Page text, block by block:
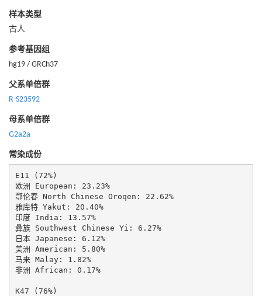
样本类型
古人
参考基因组
hg19 / GRCh37
父系单倍群
R-S23592
母系单倍群
G2a2a
常染成份
E11 (72%)
欧洲 European: 23.23%
鄂伦春 North Chinese Oroqen: 22.62%
雅库特 Yakut: 20.40%
印度 India: 13.57%
彝族 Southwest Chinese Yi: 6.27%
日本 Japanese: 6.12%
美洲 American: 5.80%
马来 Malay: 1.82%
非洲 African: 0.17%
K47 (76%)